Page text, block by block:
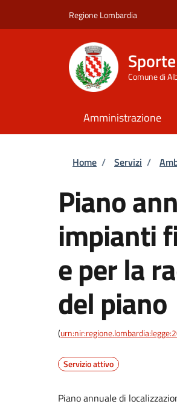
Regione Lombardia
Comune di
Amministrazione
Briciole
Home / Servizi /
Piano
impianti
e per la
del piano
(
Servizio attivo
Piano annuale di